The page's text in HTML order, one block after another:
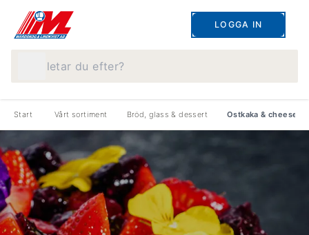
LOGGA IN
Start Vårt sortiment Bröd, glass & dessert Ostkaka &